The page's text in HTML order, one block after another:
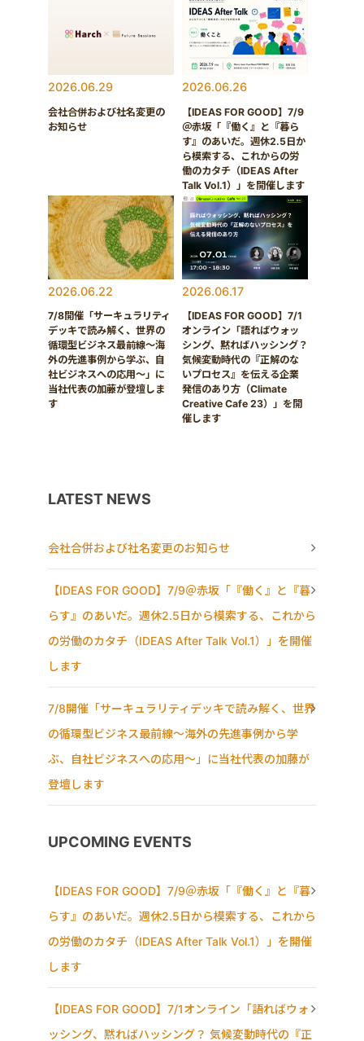
2026.06.29
会社合併および社名変更の
お知らせ
2026.06.26
【IDEAS FOR GOOD】7/9
＠赤坂「『働く』と『暮ら
す』のあいだ。週休2.5日か
ら模索する、これからの労
働のカタチ（IDEAS After
Talk Vol.1）」を開催します
2026.06.22
7/8開催「サーキュラリティ
デッキで読み解く、世界の
循環型ビジネス最前線〜海
外の先進事例から学ぶ、自
社ビジネスへの応用〜」に
当社代表の加藤が登壇しま
す
2026.06.17
【IDEAS FOR GOOD】7/1
オンライン「語ればウォッ
シング、黙ればハッシング？
気候変動時代の『正解のな
いプロセス』を伝える企業
発信のあり方（Climate
Creative Cafe 23）」を開
催します
LATEST NEWS
会社合併および社名変更のお知らせ
【IDEAS FOR GOOD】7/9＠赤坂「『働く』と『暮
らす』のあいだ。週休2.5日から模索する、これから
の労働のカタチ（IDEAS After Talk Vol.1）」を開催
します
7/8開催「サーキュラリティデッキで読み解く、世界
の循環型ビジネス最前線〜海外の先進事例から学
ぶ、自社ビジネスへの応用〜」に当社代表の加藤が
登壇します
UPCOMING EVENTS
【IDEAS FOR GOOD】7/9＠赤坂「『働く』と『暮
らす』のあいだ。週休2.5日から模索する、これから
の労働のカタチ（IDEAS After Talk Vol.1）」を開催
します
【IDEAS FOR GOOD】7/1オンライン「語ればウォ
ッシング、黙ればハッシング？ 気候変動時代の『正